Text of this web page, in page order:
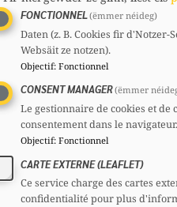
Comités
CSVSection :
CSVComité
CSVSection locale :
Voir le profil complet
FONCTIONNEL(ëmmer néideg)
Daten (z. B. Cookies fir
Websäit ze notzen).
Objectif: Fonctionnel
CONSENT MANAGER(ëmmer
Le gestionnaire de cookies et
consentement dans le navigateur.
Objectif: Fonctionnel
CARTE EXTERNE (LEAFLET)
Ce service charge des cartes
confidentialité pour plus